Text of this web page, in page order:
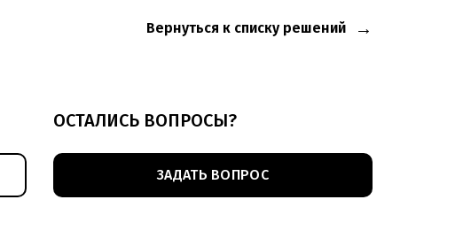
Вернуться к списку решений
ОСТАЛИСЬ ВОПРОСЫ?
ЗАДАТЬ ВОПРОС